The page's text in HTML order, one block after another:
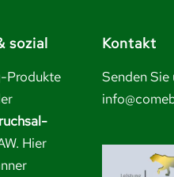
sozial
Produkte
Hier
Kontakt
Senden Sie